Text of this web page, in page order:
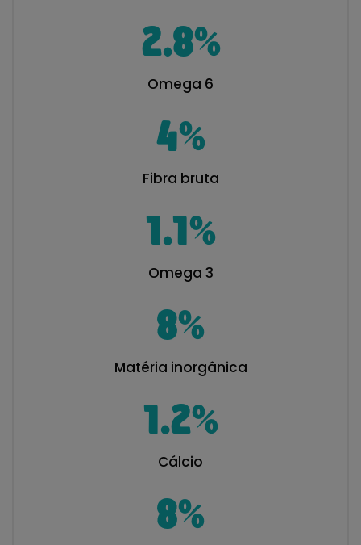
2.8%
Omega 6
4%
Fibra bruta
1.1%
Omega 3
8%
Matéria inorgânica
1.2%
Cálcio
8%